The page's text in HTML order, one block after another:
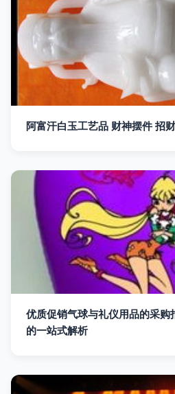
阿富汗白玉工艺品 财神摆件 招
优质促销气球与礼仪用品的采购
的一站式解析